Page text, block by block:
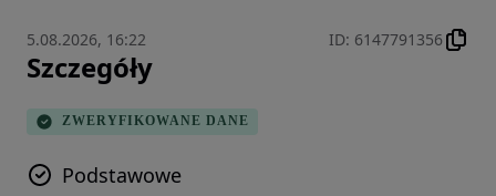
5.08.2026, 16:22 ID: 6147791356
Szczegóły
ZWERYFIKOWANE DANE
Podstawowe